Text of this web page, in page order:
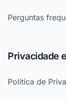
Perguntas
Privacidade
Política de